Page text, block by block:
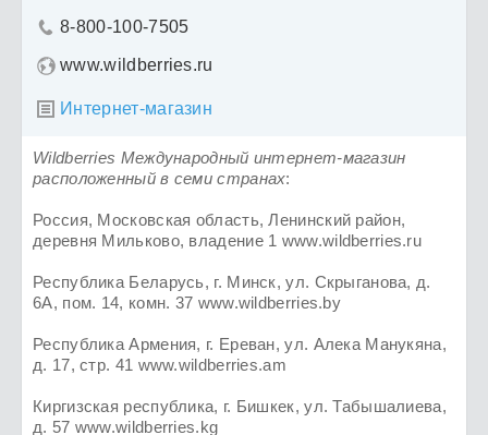
 8-800-100-7505
www.wildberries.ru
 Интернет-магазин
Wildberries Международный интернет-магазин
расположенный в семи странах:
Россия, Московская область, Ленинский район,
деревня Мильково, владение 1 www.wildberries.ru
Республика Беларусь, г. Минск, ул. Скрыганова, д.
6А, пом. 14, комн. 37 www.wildberries.by
Республика Армения, г. Ереван, ул. Алека Манукяна,
д. 17, стр. 41 www.wildberries.am
Киргизская республика, г. Бишкек, ул. Табышалиева,
д. 57 www.wildberries.kg